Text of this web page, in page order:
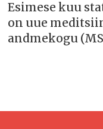
Esimese kuu
on uue
andmekogu